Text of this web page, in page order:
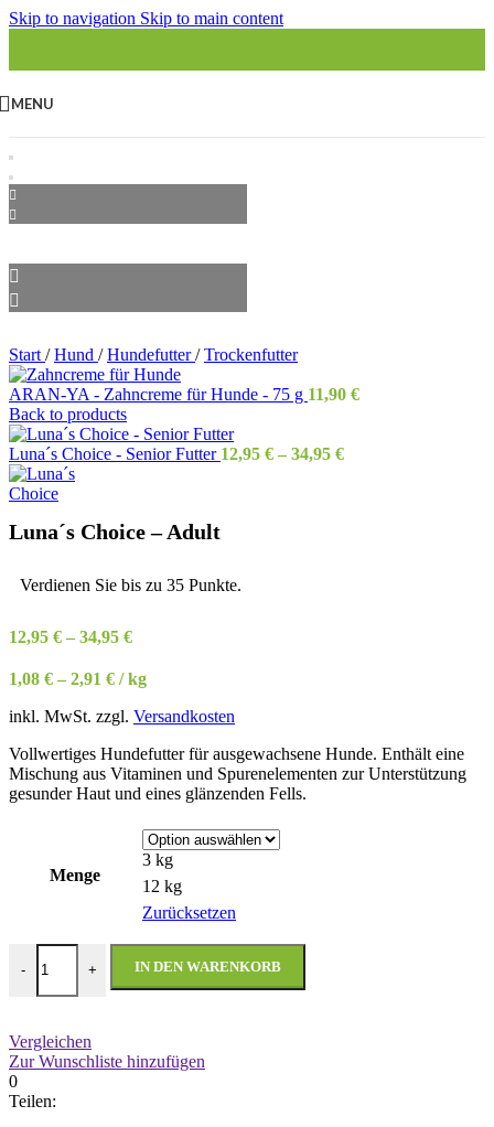
Skip to navigation Skip to main content
MENU
Start / Hund / Hundefutter/ Trockenfutter
ARAN-YA - Zahncreme für Hunde - 75 g 11,90 €
Back to products
Luna´s Choice - Senior Futter 12,95 € – 34,95 €
Luna´s Choice – Adult
Verdienen Sie bis zu 35 Punkte.
12,95 € – 34,95 €
1,08 € – 2,91 € /kg
inkl. MwSt. zzgl. Versandkosten
Vollwertiges Hundefutter für ausgewachsene Hunde. Enthält eine
Mischung aus Vitaminen und Spurenelementen zur Unterstützung
gesunder Haut und eines glänzenden Fells.
Menge
3 kg
12 kg
Zurücksetzen
-
Luna´s Choice - Adult Menge
+ IN DEN WARENKORB
Vergleichen
Zur Wunschliste hinzufügen
0
Teilen: